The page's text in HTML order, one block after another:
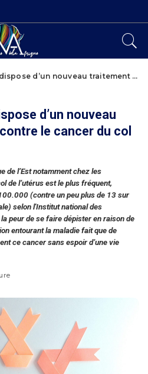
traitement adapté contre le cancer du col de l’utérus
d’un nouveau
le cancer du col
de l’Est notamment chez les
de l’utérus est le plus fréquent,
(contre un peu plus de 13 sur
selon l'Institut national des
peur de se faire dépister en raison de
entourant la maladie fait que de
ce cancer sans espoir d’une vie